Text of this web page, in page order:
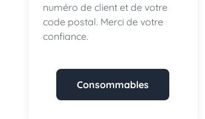
numéro de client et de votre
code postal. Merci de votre
confiance.
Consommables